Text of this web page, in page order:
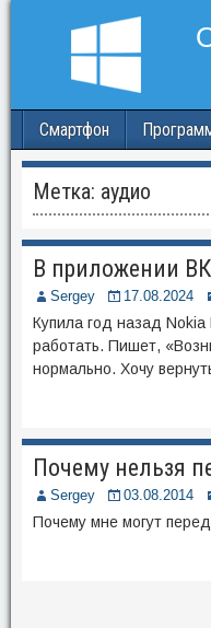
Смартфон
Метка: аудио
В приложении ВК
Sergey 17.08.2024
Купила год назад
работать. Пишет,
нормально. Хочу
Почему нельзя
Sergey 03.08.2014
Почему мне могут